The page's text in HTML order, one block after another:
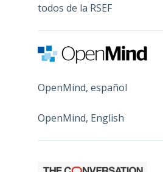
todos de la RSEF
OpenMind, español
OpenMind, English